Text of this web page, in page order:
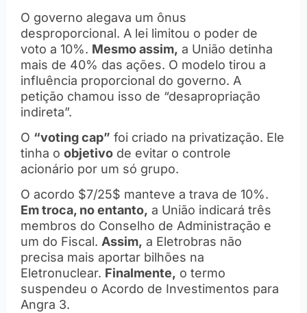
O governo alegava um ônus
desproporcional. A lei limitou o poder de
voto a 10%. Mesmo assim, a União detinha
mais de 40% das ações. O modelo tirou a
influência proporcional do governo. A
petição chamou isso de “desapropriação
indireta”.
O “voting cap” foi criado na privatização. Ele
tinha o objetivo de evitar o controle
acionário por um só grupo.
O acordo $7/25$ manteve a trava de 10%.
Em troca, no entanto, a União indicará três
membros do Conselho de Administração e
um do Fiscal. Assim, a Eletrobras não
precisa mais aportar bilhões na
Eletronuclear. Finalmente, o termo
suspendeu o Acordo de Investimentos para
Angra 3.